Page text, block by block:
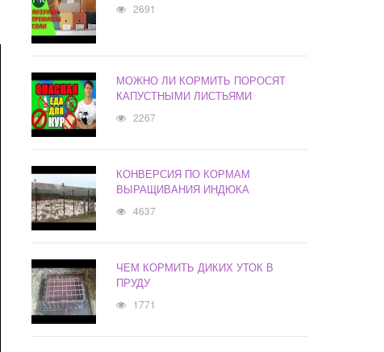
2691
МОЖНО ЛИ КОРМИТЬ ПОРОСЯТ
КАПУСТНЫМИ ЛИСТЬЯМИ
2267
КОНВЕРСИЯ ПО КОРМАМ
ВЫРАЩИВАНИЯ ИНДЮКА
4637
ЧЕМ КОРМИТЬ ДИКИХ УТОК В
ПРУДУ
1771